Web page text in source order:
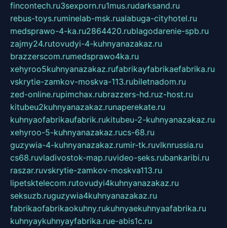
fincontech.ru3sexporn.ru1mus.rudarksand.ru
rebus-toys.ruminelab-msk.rualabuga-cityhotel.ru
medsprawo-4-ka.ru2864420.rublagodarenie-spb.ru
zajmy24.rutovudyi-4-kuhnyanazakaz.ru
brazzerscom.rumedsprawo4ka.ru
xehyroo5kuhnyanazakaz.rufabrikayfabrikaefabrika.ru
vskrytie-zamkov-moskva-113.rubiletnadom.ru
zed-online.rupimchax.rubrazzers-hd.ruz-host.ru
kitubeu2kuhnyanazakaz.runaperekate.ru
kuhnyaofabrikaufabrik.rukitubeu-2-kuhnyanazakaz.ru
xehyroo-5-kuhnyanazakaz.rucs-68.ru
guzywia-4-kuhnyanazakaz.rumir-tk.ruvlknrussia.ru
cs68.ruvladivostok-map.ruvideo-seks.rubankaribi.ru
raszar.ruvskrytie-zamkov-moskva113.ru
lipetsktelecom.rutovudyi4kuhnyanazakaz.ru
seksuzb.ruguzywia4kuhnyanazakaz.ru
fabrikaofabrikaokuhny.rukuhnyaekuhnyaafabrika.ru
kuhnyaykuhnyayfabrika.rue-abis1c.ru